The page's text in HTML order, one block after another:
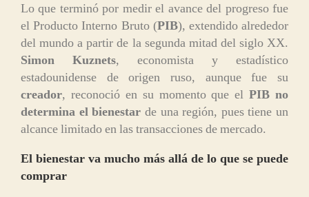
Lo que terminó por medir el avance del progreso fue
el Producto Interno Bruto (PIB), extendido alrededor
del mundo a partir de la segunda mitad del siglo XX.
Simon Kuznets, economista y estadístico
estadounidense de origen ruso, aunque fue su
creador, reconoció en su momento que elPIB no
determina el bienestar de una región, pues tiene un
alcance limitado en las transacciones de mercado.
El bienestar va mucho más allá de lo que se puede
comprar